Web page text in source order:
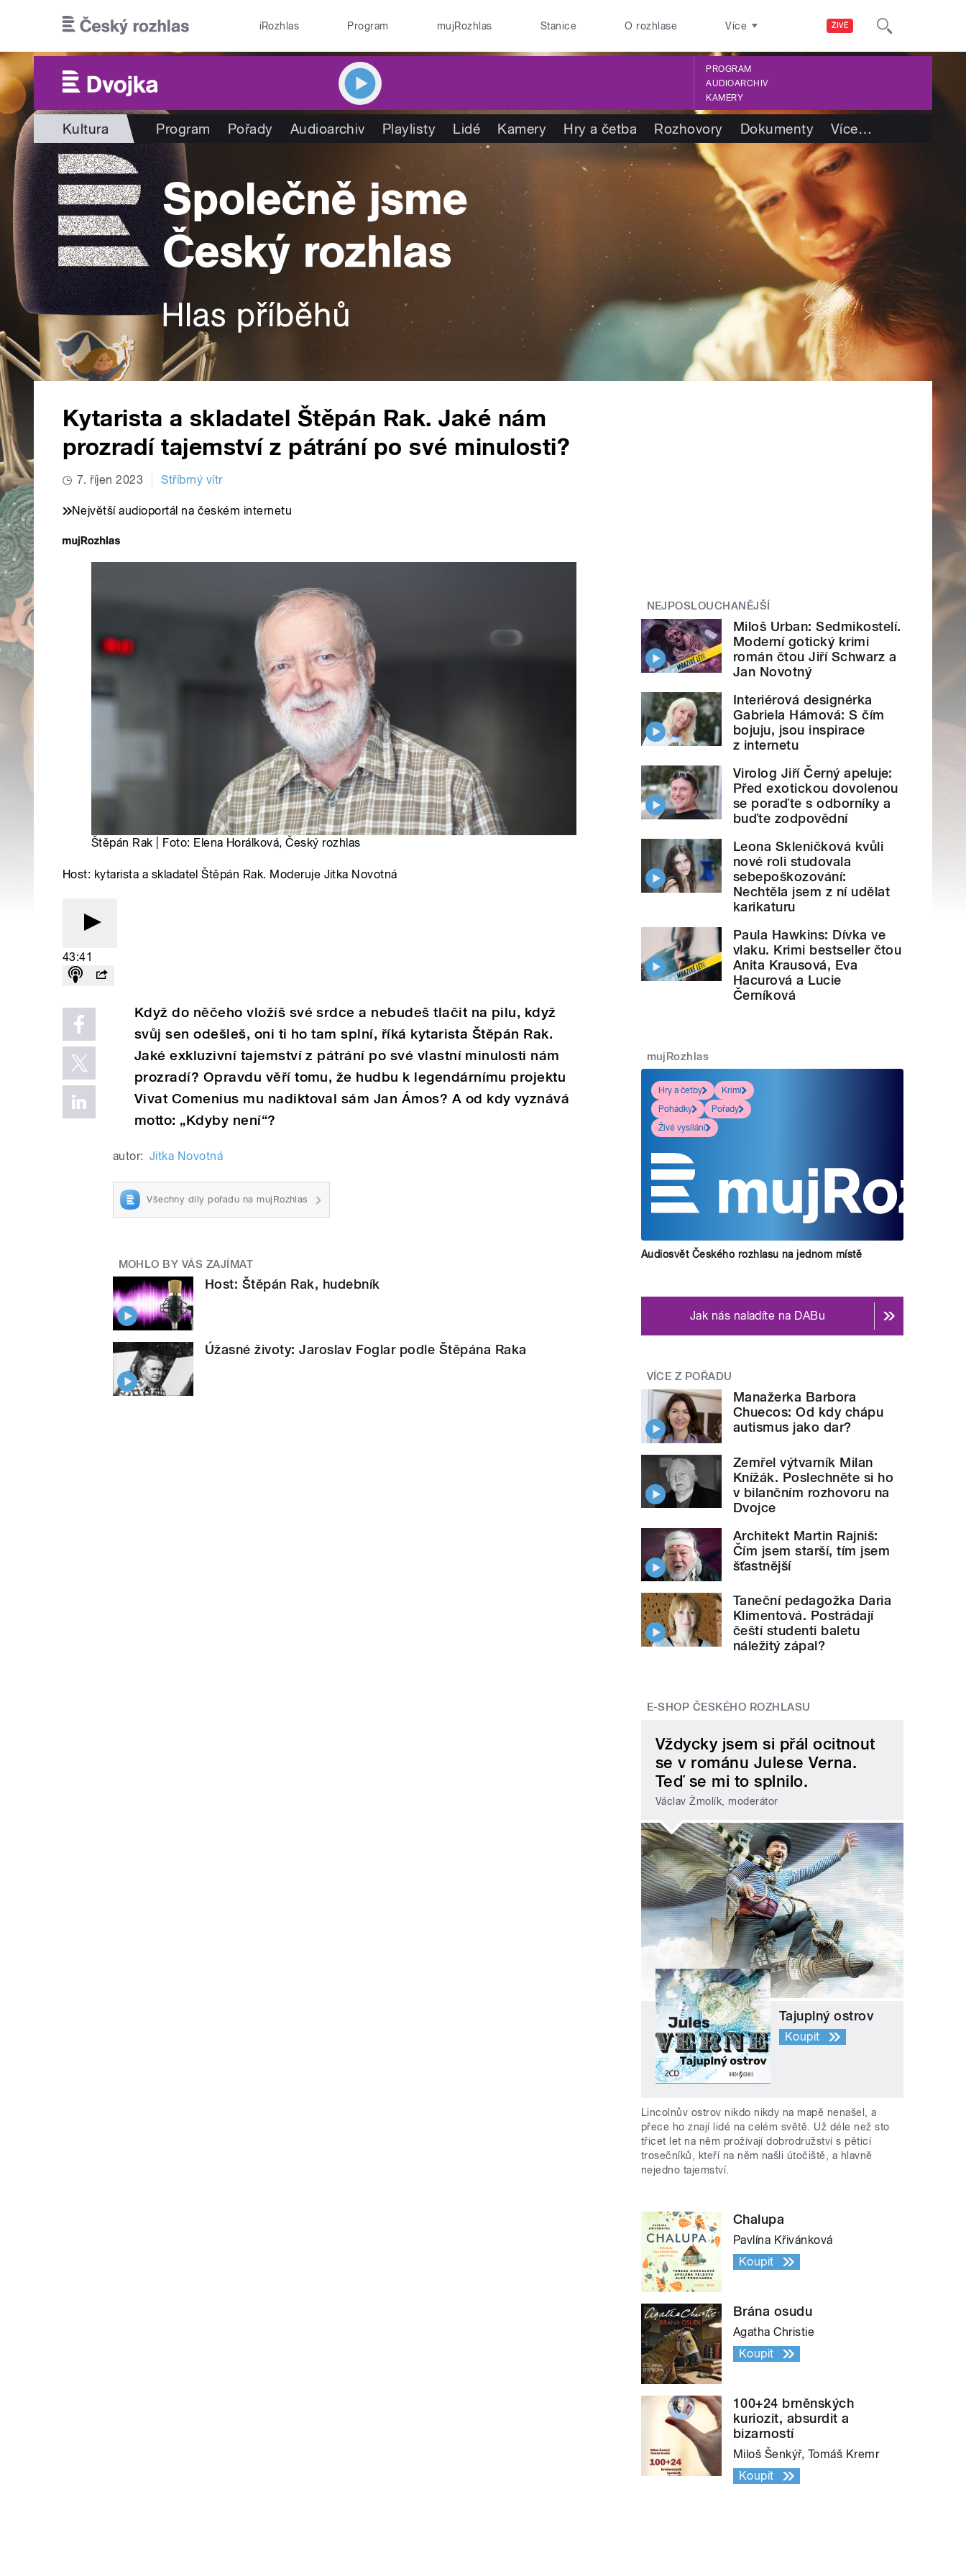
ŽIVĚ
iRozhlas Program mujRozhlas Stanice O rozhlase Více
PROGRAM
AUDIOARCHIV
KAMERY
Kultura Program Pořady Audioarchiv Playlisty Lidé Kamery Hry a četba Rozhovory Dokumenty Více…
Kytarista a skladatel Štěpán Rak. Jaké nám
prozradí tajemství z pátrání po své minulosti?
7. říjen 2023 Stříbrný vítr
Největší audioportál na českém internetu
Štěpán Rak | Foto: Elena Horálková, Český rozhlas
Host: kytarista a skladatel Štěpán Rak. Moderuje Jitka Novotná
43:41
Když do něčeho vložíš své srdce a nebudeš tlačit na pilu, když
svůj sen odešleš, oni ti ho tam splní, říká kytarista Štěpán Rak.
Jaké exkluzivní tajemství z pátrání po své vlastní minulosti nám
prozradí? Opravdu věří tomu, že hudbu k legendárnímu projektu
Vivat Comenius mu nadiktoval sám Jan Ámos? A od kdy vyznává
motto: „Kdyby není“?
autor: Jitka Novotná
Všechny díly pořadu na mujRozhlas
MOHLO BY VÁS ZAJÍMAT
Host: Štěpán Rak, hudebník
Úžasné životy: Jaroslav Foglar podle Štěpána Raka
NEJPOSLOUCHANĚJŠÍ
Miloš Urban: Sedmikostelí.
Moderní gotický krimi
román čtou Jiří Schwarz a
Jan Novotný
Interiérová designérka
Gabriela Hámová: S čím
bojuju, jsou inspirace
z internetu
Virolog Jiří Černý apeluje:
Před exotickou dovolenou
se poraďte s odborníky a
buďte zodpovědní
Leona Skleničková kvůli
nové roli studovala
sebepoškozování:
Nechtěla jsem z ní udělat
karikaturu
Paula Hawkins: Dívka ve
vlaku. Krimi bestseller čtou
Anita Krausová, Eva
Hacurová a Lucie
Černíková
mujRozhlas
Hry a četby
Krimi
Pohádky
Pořady
Živé vysílání
Audiosvět Českého rozhlasu na jednom místě
Jak nás naladíte na DABu
VÍCE Z POŘADU
Manažerka Barbora
Chuecos: Od kdy chápu
autismus jako dar?
Zemřel výtvarník Milan
Knížák. Poslechněte si ho
v bilančním rozhovoru na
Dvojce
Architekt Martin Rajniš:
Čím jsem starší, tím jsem
šťastnější
Taneční pedagožka Daria
Klimentová. Postrádají
čeští studenti baletu
náležitý zápal?
E-SHOP ČESKÉHO ROZHLASU
Vždycky jsem si přál ocitnout
se v románu Julese Verna.
Teď se mi to splnilo.
Václav Žmolík, moderátor
Tajuplný ostrov
Koupit
Lincolnův ostrov nikdo nikdy na mapě nenašel, a
přece ho znají lidé na celém světě. Už déle než sto
třicet let na něm prožívají dobrodružství s pěticí
trosečníků, kteří na něm našli útočiště, a hlavně
nejedno tajemství.
Chalupa
Pavlína Křivánková
Koupit
Brána osudu
Agatha Christie
Koupit
100+24 brněnských
kuriozit, absurdit a
bizarností
Miloš Šenkýř, Tomáš Kremr
Koupit